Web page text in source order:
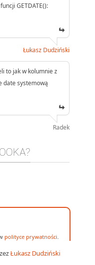
GETDATE():
Łukasz Dudziński
to jak w kolumnie z
date systemową
Radek
polityce prywatności
Łukasz Dudziński